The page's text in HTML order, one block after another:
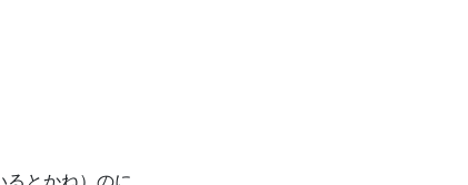
とかね）のに、